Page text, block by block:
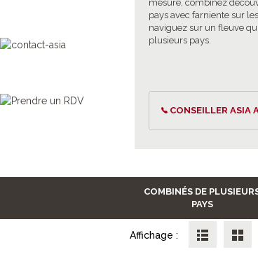
mesure, combinez
pays avec farniente sur
naviguez sur un fleuve
plusieurs pays.
CONSEILLER ASIA
COMBINÉS DE
PAYS
Affichage :